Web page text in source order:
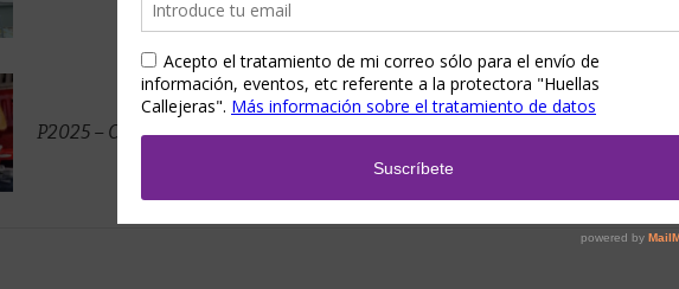
P2025 – CACHORROS TRELLA P2010 –